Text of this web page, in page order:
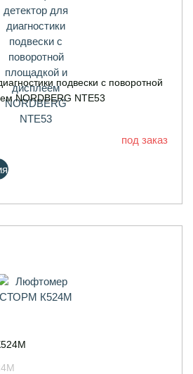
подвески с поворотной
NORDBERG NTE53
под заказ